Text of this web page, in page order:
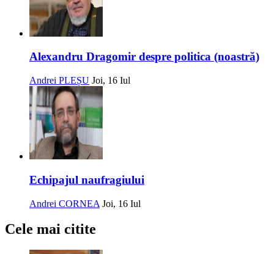
Alexandru Dragomir despre politica (noastră)
Andrei PLEȘU Joi, 16 Iul
Echipajul naufragiului
Andrei CORNEA Joi, 16 Iul
Cele mai citite